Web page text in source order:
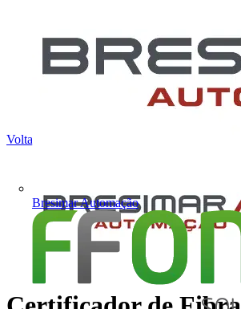
Bresimar Automação
Voltar para Notícias